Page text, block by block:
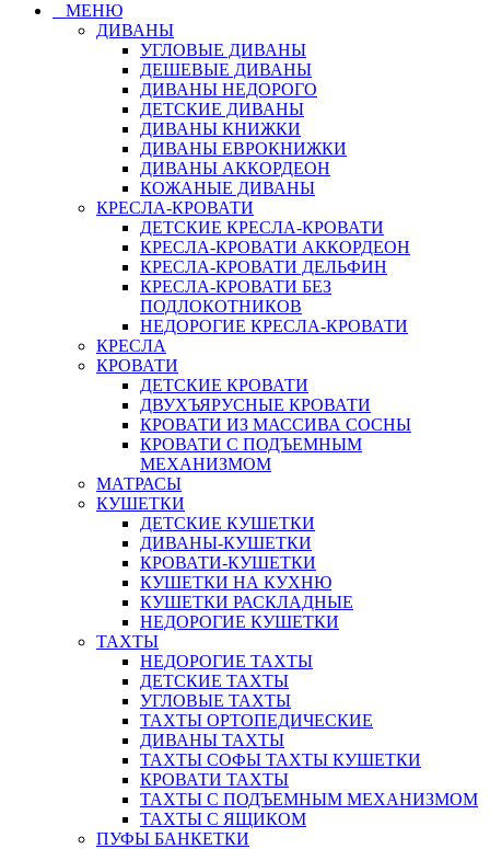
МЕНЮ
ДИВАНЫ
УГЛОВЫЕ ДИВАНЫ
ДЕШЕВЫЕ ДИВАНЫ
ДИВАНЫ НЕДОРОГО
ДЕТСКИЕ ДИВАНЫ
ДИВАНЫ КНИЖКИ
ДИВАНЫ ЕВРОКНИЖКИ
ДИВАНЫ АККОРДЕОН
КОЖАНЫЕ ДИВАНЫ
КРЕСЛА-КРОВАТИ
ДЕТСКИЕ КРЕСЛА-КРОВАТИ
КРЕСЛА-КРОВАТИ АККОРДЕОН
КРЕСЛА-КРОВАТИ ДЕЛЬФИН
КРЕСЛА-КРОВАТИ БЕЗ
ПОДЛОКОТНИКОВ
НЕДОРОГИЕ КРЕСЛА-КРОВАТИ
КРЕСЛА
КРОВАТИ
ДЕТСКИЕ КРОВАТИ
ДВУХЪЯРУСНЫЕ КРОВАТИ
КРОВАТИ ИЗ МАССИВА СОСНЫ
КРОВАТИ С ПОДЪЕМНЫМ
МЕХАНИЗМОМ
МАТРАСЫ
КУШЕТКИ
ДЕТСКИЕ КУШЕТКИ
ДИВАНЫ-КУШЕТКИ
КРОВАТИ-КУШЕТКИ
КУШЕТКИ НА КУХНЮ
КУШЕТКИ РАСКЛАДНЫЕ
НЕДОРОГИЕ КУШЕТКИ
ТАХТЫ
НЕДОРОГИЕ ТАХТЫ
ДЕТСКИЕ ТАХТЫ
УГЛОВЫЕ ТАХТЫ
ТАХТЫ ОРТОПЕДИЧЕСКИЕ
ДИВАНЫ ТАХТЫ
ТАХТЫ СОФЫ ТАХТЫ КУШЕТКИ
КРОВАТИ ТАХТЫ
ТАХТЫ С ПОДЪЕМНЫМ МЕХАНИЗМОМ
ТАХТЫ С ЯЩИКОМ
ПУФЫ БАНКЕТКИ